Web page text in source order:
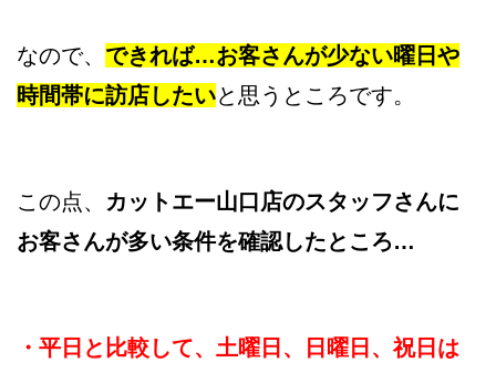
なので、 できれば…お客さんが少ない曜日や
時間帯に訪店したいと思うところです。
この点、 カットエー山口店のスタッフさんに
お客さんが多い条件を確認したところ…
・平日と比較して、土曜日、日曜日、祝日は